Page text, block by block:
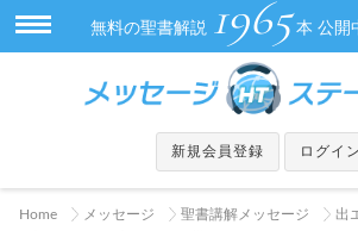
無料の聖書解説 1965 本 公開
新規会員登録 ログイン
Home メッセージ 聖書講解メッセージ 出